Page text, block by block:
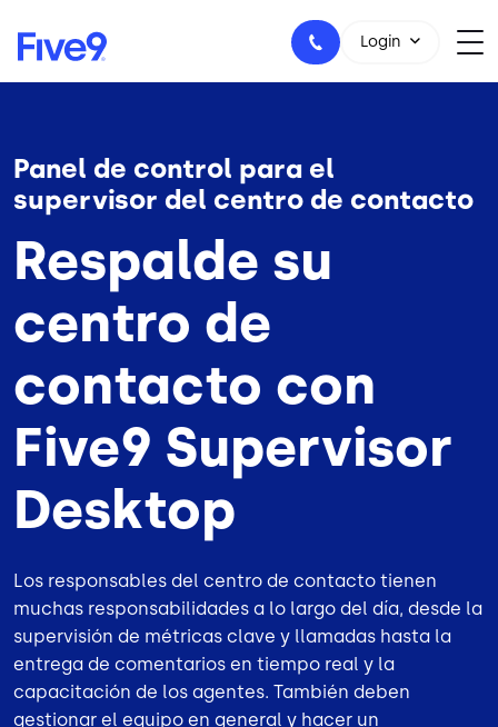
1-800-553-8159
Login
Panel de control para el
supervisor del centro de contacto
Respalde su
centro de
contacto con
Five9 Supervisor
Desktop
Los responsables del centro de contacto tienen
muchas responsabilidades a lo largo del día, desde la
supervisión de métricas clave y llamadas hasta la
entrega de comentarios en tiempo real y la
capacitación de los agentes. También deben
gestionar el equipo en general y hacer un